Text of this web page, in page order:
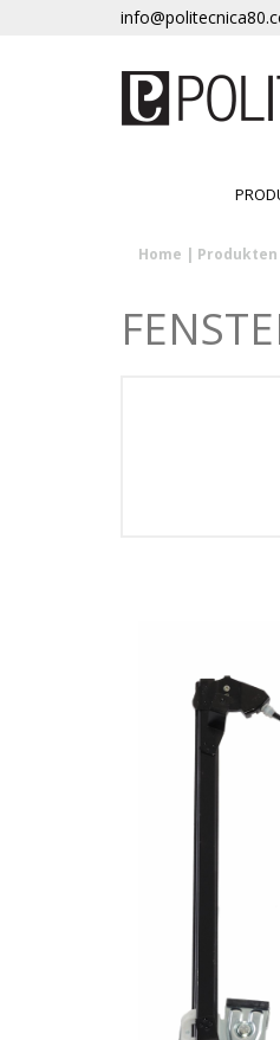
Home | Produkten